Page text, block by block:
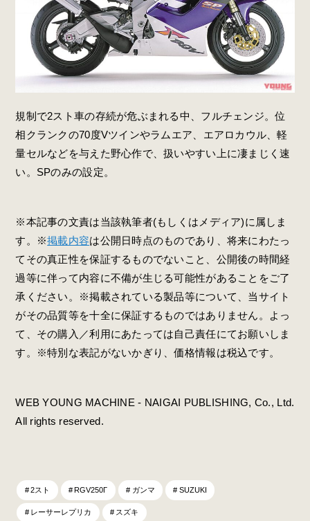
規制で2スト車の存続が危ぶまれる中、フルチェンジ。位
相クランクの70度Vツインやラムエア、エアロカウル、軽
量セルなどを与えた野心作で、扱いやすい上に凄まじく速
い。SPのみの設定。
※本記事の文責は当該執筆者(もしくはメディア)に属しま
す。※掲載内容は公開日時点のものであり、将来にわたっ
てその真正性を保証するものでないこと、公開後の時間経
過等に伴って内容に不備が生じる可能性があることをご了
承ください。※掲載されている製品等について、当サイト
がその品質等を十全に保証するものではありません。よっ
て、その購入／利用にあたっては自己責任にてお願いしま
す。※特別な表記がないかぎり、価格情報は税込です。
WEB YOUNG MACHINE - NAIGAI PUBLISHING, Co., Ltd.
All rights reserved.
2スト RGV250Γ ガンマ SUZUKI
レーサーレプリカ スズキ